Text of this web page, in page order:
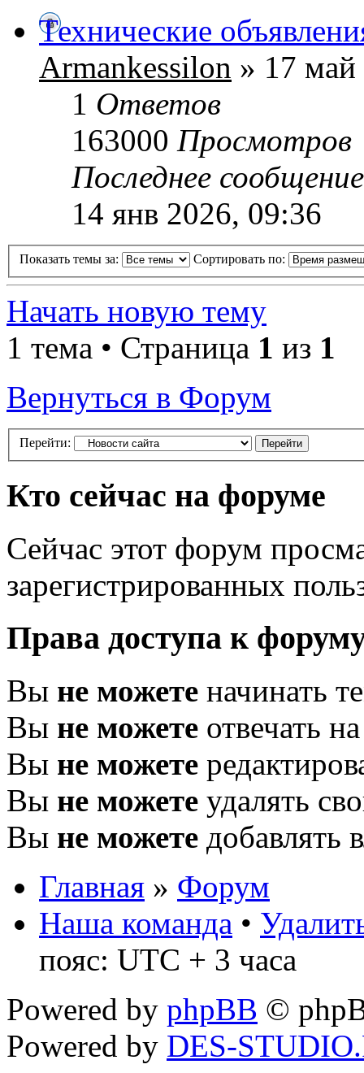
Технические
Armankessilon » 17
1 Ответов
163000 Просмотров
Последнее
14 янв 2026, 09:36
Показать темы за: Сортировать по:
Начать новую тему
1 тема • Страница 1 из 1
Вернуться в Форум
Перейти:
Кто сейчас на форуме
Сейчас этот форум
зарегистрированных
Права доступа к
Вы не можете начинать
Вы не можете отвечать
Вы не можете
Вы не можете удалять
Вы не можете добавлять
Главная » Форум
Наша команда •
пояс: UTC + 3 часа
Powered by phpBB ©
Powered by DES-